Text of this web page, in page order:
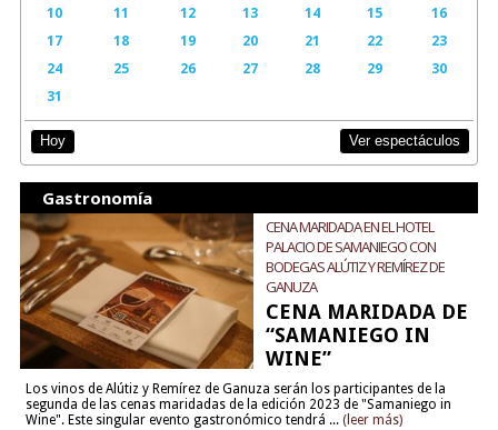
10
11 12 13 14 15
16
17
18 19 20 21 22
23
24
25 26 27 28 29
30
31
Hoy Ver espectáculos
Gastronomía
CENA MARIDADA EN EL HOTEL
PALACIO DE SAMANIEGO CON
BODEGAS ALÚTIZ Y REMÍREZ DE
GANUZA
CENA MARIDADA DE
“SAMANIEGO IN
WINE”
Los vinos de Alútiz y Remírez de Ganuza serán los participantes de la
segunda de las cenas maridadas de la edición 2023 de "Samaniego in
Wine". Este singular evento gastronómico tendrá ... (leer más)